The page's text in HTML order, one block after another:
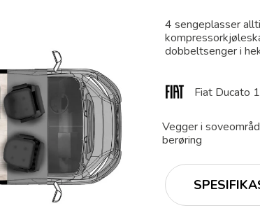
4 sengeplasser
dobbeltsenger i
Fiat Ducato
Vegger i
berøring